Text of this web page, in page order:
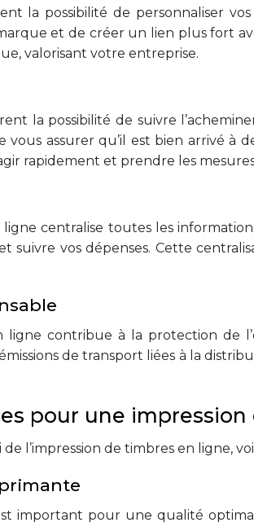
la possibilité de personnaliser
et de créer un lien plus fort
valorisant votre entreprise.
la possibilité de suivre
assurer qu’il est bien arrivé à
rapidement et prendre les mesures
ligne centralise toutes les
suivre vos dépenses. Cette
ligne contribue à la protection de
de transport liées à la
pour une
l’impression de timbres en ligne,
important pour une qualité